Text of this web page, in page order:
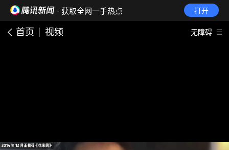
· 获取全网一手热点 打开
首页 视频 无障碍